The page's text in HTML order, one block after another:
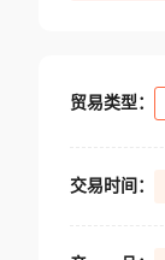
贸易类型：
交易时间：